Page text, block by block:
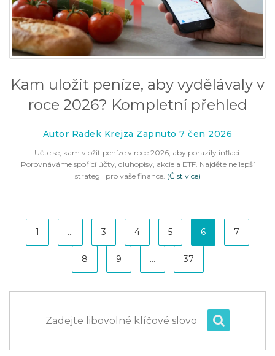
Kam uložit peníze, aby vydělávaly v
roce 2026? Kompletní přehled
Autor Radek Krejza Zapnuto 7 čen 2026
Učte se, kam vložit peníze v roce 2026, aby porazily inflaci.
Porovnáváme spořicí účty, dluhopisy, akcie a ETF. Najděte nejlepší
strategii pro vaše finance. (Číst více)
1 … 3 4 5 6 7
8 9 … 37
Zadejte libovolné klíčové slovo